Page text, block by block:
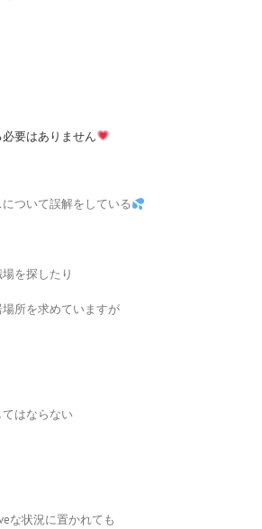
要はありません
ついて誤解をしている
を探したり
所を求めていますが
はならない
な状況に置かれても